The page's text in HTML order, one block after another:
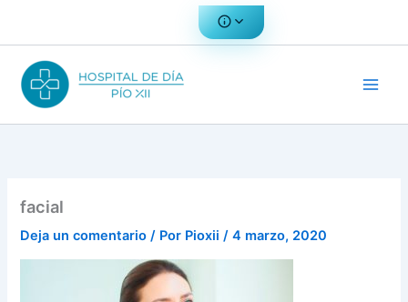
facial
Deja un comentario / Por Pioxii/4 marzo, 2020